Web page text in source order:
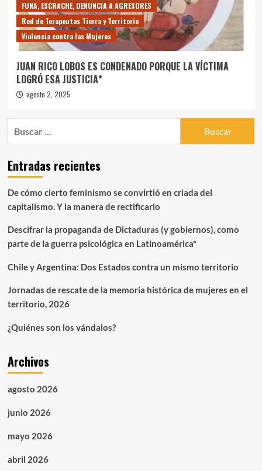
FUNA, ESCRACHE, DENUNCIA A AGRESORES
Red de Terapeutas Tierra y Territorio
Violencia contra las Mujeres
JUAN RICO LOBOS ES CONDENADO PORQUE LA VÍCTIMA
LOGRÓ ESA JUSTICIA*
agosto 2, 2025
Entradas recientes
De cómo cierto feminismo se convirtió en criada del
capitalismo. Y la manera de rectificarlo
Descifrar la propaganda de Dictaduras (y gobiernos), como
parte de la guerra psicológica en Latinoamérica*
Chile y Argentina: Dos Estados contra un mismo territorio
Jornadas de rescate de la memoria histórica de mujeres en el
territorio, 2026
¿Quiénes son los vándalos?
Archivos
agosto 2026
junio 2026
mayo 2026
abril 2026